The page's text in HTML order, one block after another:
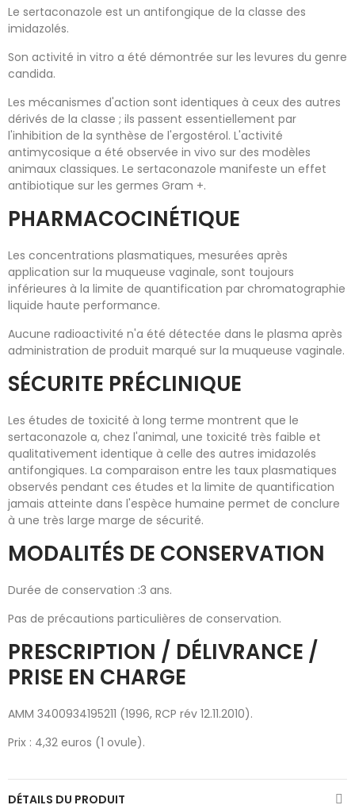
Le sertaconazole est un antifongique de la classe des
imidazolés.
Son activité in vitro a été démontrée sur les levures du genre
candida.
Les mécanismes d'action sont identiques à ceux des autres
dérivés de la classe ; ils passent essentiellement par
l'inhibition de la synthèse de l'ergostérol. L'activité
antimycosique a été observée in vivo sur des modèles
animaux classiques. Le sertaconazole manifeste un effet
antibiotique sur les germes Gram +.
PHARMACOCINÉTIQUE
Les concentrations plasmatiques, mesurées après
application sur la muqueuse vaginale, sont toujours
inférieures à la limite de quantification par chromatographie
liquide haute performance.
Aucune radioactivité n'a été détectée dans le plasma après
administration de produit marqué sur la muqueuse vaginale.
SÉCURITE PRÉCLINIQUE
Les études de toxicité à long terme montrent que le
sertaconazole a, chez l'animal, une toxicité très faible et
qualitativement identique à celle des autres imidazolés
antifongiques. La comparaison entre les taux plasmatiques
observés pendant ces études et la limite de quantification
jamais atteinte dans l'espèce humaine permet de conclure
à une très large marge de sécurité.
MODALITÉS DE CONSERVATION
Durée de conservation :3 ans.
Pas de précautions particulières de conservation.
PRESCRIPTION / DÉLIVRANCE /
PRISE EN CHARGE
AMM 3400934195211 (1996, RCP rév 12.11.2010).
Prix : 4,32 euros (1 ovule).
DÉTAILS DU PRODUIT